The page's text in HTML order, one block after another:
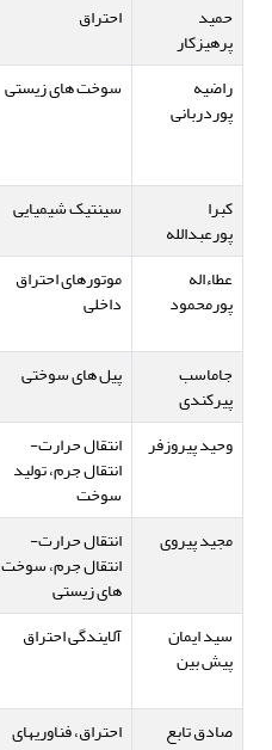
حمید
پرهیزکار
احتراق
راضیه
پوردربانی
سوخت های زیستی
کبرا
پورعبدالله
سینتیک شیمیایی
عطاءاله
پورمحمود
موتورهای احتراق
داخلی
جاماسب
پیرکندی
پیل های سوختی
وحید پیروزفر
انتقال حرارت-
انتقال جرم، تولید
سوخت
مجید پیروی
انتقال حرارت-
انتقال جرم، سوخت
های زیستی
سید ایمان
پیش بین
آلایندگی احتراق
صادق تابع
احتراق، فناوریهای